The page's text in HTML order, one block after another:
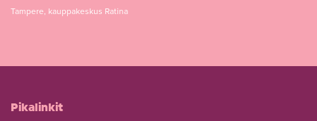
Tampere, kauppakeskus Ratina
Pikalinkit